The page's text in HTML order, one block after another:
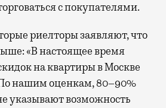
с покупателями.
риелторы заявляют, что
«В настоящее время
на квартиры в Москве
нашим оценкам, 80–90%
указывают возможность